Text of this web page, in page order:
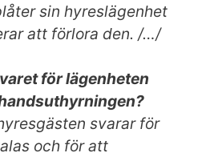
sin hyreslägenhet
att förlora den. /…/
för lägenheten
svarar för
och för att